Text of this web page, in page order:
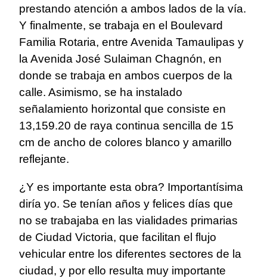
prestando atención a ambos lados de la vía.
Y finalmente, se trabaja en el Boulevard
Familia Rotaria, entre Avenida Tamaulipas y
la Avenida José Sulaiman Chagnón, en
donde se trabaja en ambos cuerpos de la
calle. Asimismo, se ha instalado
señalamiento horizontal que consiste en
13,159.20 de raya continua sencilla de 15
cm de ancho de colores blanco y amarillo
reflejante.
¿Y es importante esta obra? Importantísima
diría yo. Se tenían años y felices días que
no se trabajaba en las vialidades primarias
de Ciudad Victoria, que facilitan el flujo
vehicular entre los diferentes sectores de la
ciudad, y por ello resulta muy importante